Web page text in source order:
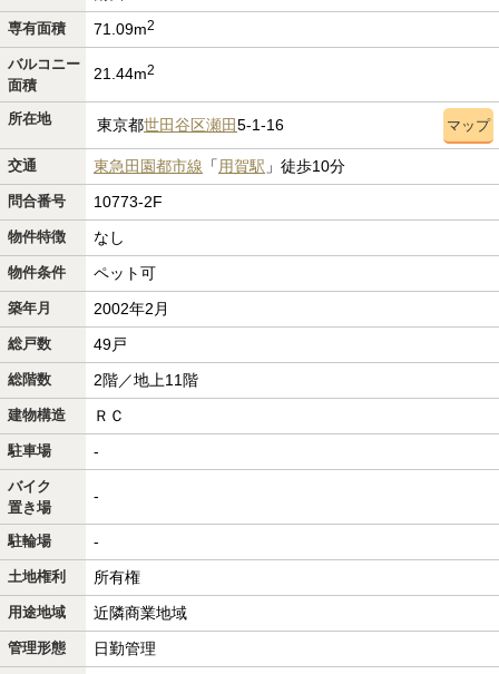
専有面積 71.09m2
バルコニー
面積
21.44m2
所在地 東京都世田谷区瀬田5-1-16 マップ
交通 東急田園都市線 「 用賀駅 」徒歩10分
問合番号 10773-2F
物件特徴 なし
物件条件 ペット可
築年月 2002年2月
総戸数 49戸
総階数 2階／地上11階
建物構造 ＲＣ
駐車場 -
バイク
置き場
-
駐輪場 -
土地権利 所有権
用途地域 近隣商業地域
管理形態 日勤管理